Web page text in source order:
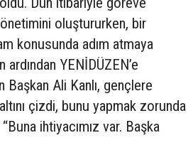
oluştururken, bir
konusunda adım atmaya
ardından YENİDÜZEN’e
Başkan Ali Kanlı, gençlere
çizdi, bunu yapmak zorunda
ihtiyacımız var. Başka